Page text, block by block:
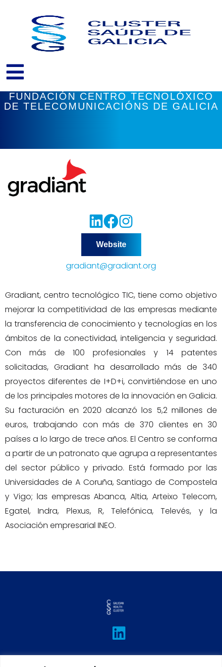
FUNDACIÓN CENTRO TECNOLÓXICO
DE TELECOMUNICACIÓNS DE GALICIA
Website
gradiant@gradiant.org
Gradiant, centro tecnológico TIC, tiene como objetivo
mejorar la competitividad de las empresas mediante
la transferencia de conocimiento y tecnologías en los
ámbitos de la conectividad, inteligencia y seguridad.
Con más de 100 profesionales y 14 patentes
solicitadas, Gradiant ha desarrollado más de 340
proyectos diferentes de I+D+i, convirtiéndose en uno
de los principales motores de la innovación en Galicia.
Su facturación en 2020 alcanzó los 5,2 millones de
euros, trabajando con más de 370 clientes en 30
países a lo largo de trece años. El Centro se conforma
a partir de un patronato que agrupa a representantes
del sector público y privado. Está formado por las
Universidades de A Coruña, Santiago de Compostela
y Vigo; las empresas Abanca, Altia, Arteixo Telecom,
Egatel, Indra, Plexus, R, Telefónica, Televés, y la
Asociación empresarial INEO.
L
i
n
I
n
s
T
w
i
F
a
c
Y
o
u